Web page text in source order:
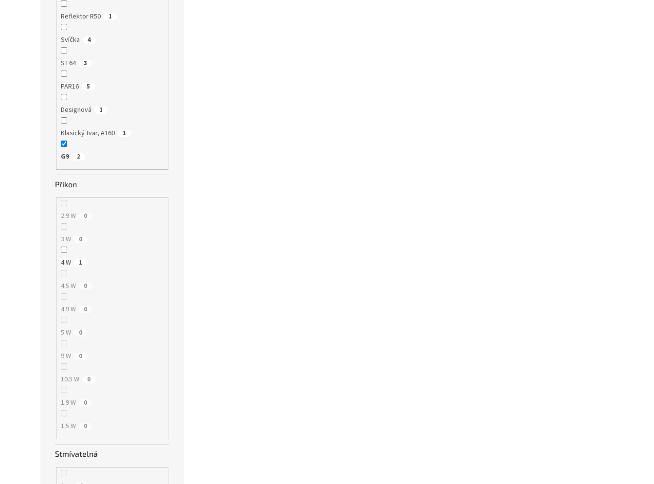
Reflektor R50 1
Svíčka 4
ST64 3
PAR16 5
Designová 1
Klasický tvar, A160 1
G9 2
Příkon
2.9 W 0
3 W 0
4 W 1
4.5 W 0
4.9 W 0
5 W 0
9 W 0
10.5 W 0
1.9 W 0
1.5 W 0
Stmívatelná